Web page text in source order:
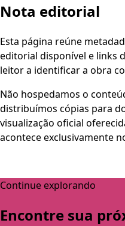
Nota editorial
Esta página reúne
editorial disponível e links
leitor a identificar a obra
Não hospedamos o
distribuímos cópias para
visualização oficial
acontece exclusivamente
Continue explorando
Encontre sua